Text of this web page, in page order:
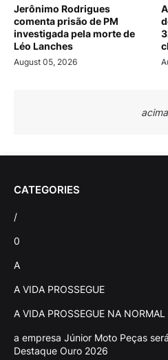
Jerônimo Rodrigues
comenta prisão de PM
investigada pela morte de
Léo Lanches
August 05, 2026
acima
CATEGORIES
/
0
A
A VIDA PROSSEGUE
A VIDA PROSSEGUE NA NORMAL
a empresa Júnior Moto Peças
Destaque Ouro 2026